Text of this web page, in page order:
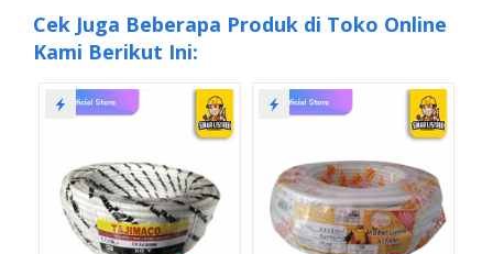
Cek Juga Beberapa Produk di Toko Online
Kami Berikut Ini: